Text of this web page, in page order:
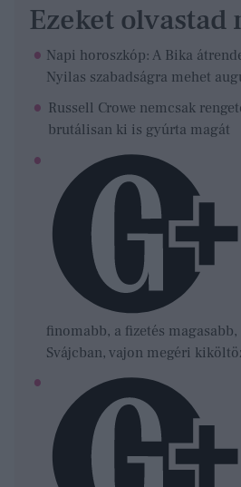
Ezeket olvastad
Napi horoszkóp: A Bika
Nyilas szabadságra mehet
Russell Crowe nemcsak
brutálisan ki is gyúrta magát
finomabb, a fizetés
Svájcban, vajon megéri